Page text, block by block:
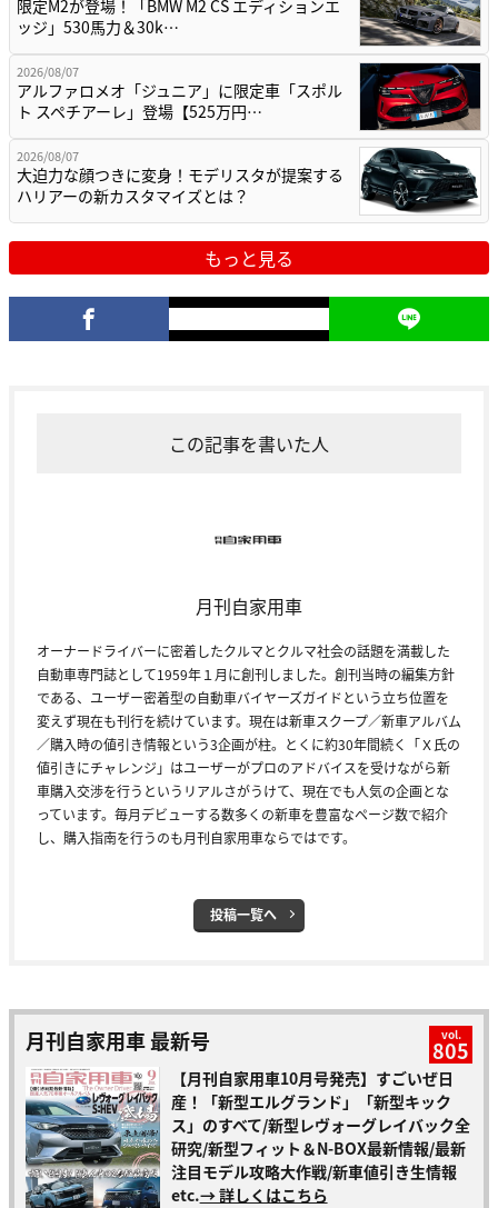
限定M2が登場！「BMW M2 CS エディションエ
ッジ」530馬力＆30k…
2026/08/07
アルファロメオ「ジュニア」に限定車「スポル
ト スペチアーレ」登場【525万円…
2026/08/07
大迫力な顔つきに変身！モデリスタが提案する
ハリアーの新カスタマイズとは？
もっと見る
この記事を書いた人
月刊自家用車
オーナードライバーに密着したクルマとクルマ社会の話題を満載した
自動車専門誌として1959年１月に創刊しました。創刊当時の編集方針
である、ユーザー密着型の自動車バイヤーズガイドという立ち位置を
変えず現在も刊行を続けています。現在は新車スクープ／新車アルバム
／購入時の値引き情報という3企画が柱。とくに約30年間続く「Ｘ氏の
値引きにチャレンジ」はユーザーがプロのアドバイスを受けながら新
車購入交渉を行うというリアルさがうけて、現在でも人気の企画とな
っています。毎月デビューする数多くの新車を豊富なページ数で紹介
し、購入指南を行うのも月刊自家用車ならではです。
投稿一覧へ
月刊自家用車 最新号 vol.
805
【月刊自家用車10月号発売】すごいぜ日
産！「新型エルグランド」「新型キック
ス」のすべて/新型レヴォーグレイバック全
研究/新型フィット＆N-BOX最新情報/最新
注目モデル攻略大作戦/新車値引き生情報
etc.→ 詳しくはこちら